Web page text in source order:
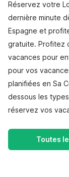
Réservez votre
dernière minute
Espagne et
gratuite. Profitez
vacances pour
pour vos
planifiées en Sa
dessous les
réservez vos
Toutes